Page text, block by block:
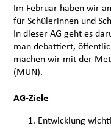
Im Februar haben wir
für Schülerinnen und
In dieser AG geht es
man debattiert,
machen wir mit der
(MUN).
AG-Ziele
Entwicklung